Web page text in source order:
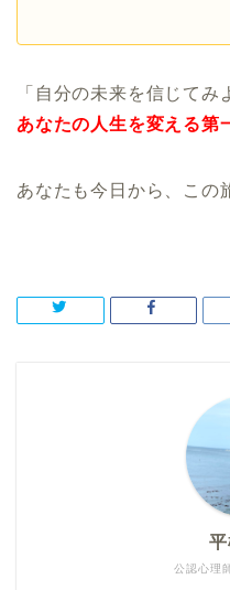
「自分の未来を信じてみ
あなたの人生を変える第
あなたも今日から、この
公認心理